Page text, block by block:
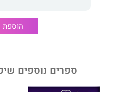
הוספת
ספרים נוספים